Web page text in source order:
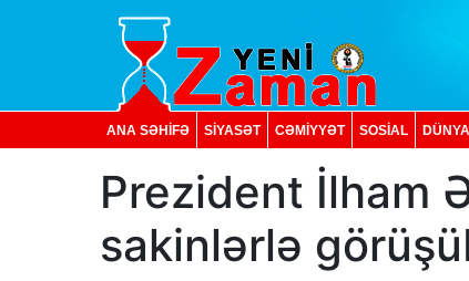
ANA SƏHİFƏ SİYASƏT CƏMİYYƏT SOSIAL DÜNYA
Prezident İlham
sakinlərlə